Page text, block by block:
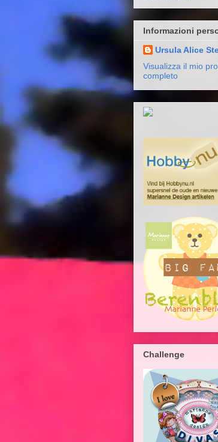
Informazioni
Ursula Alice
Visualizza il mio
completo
Challenge